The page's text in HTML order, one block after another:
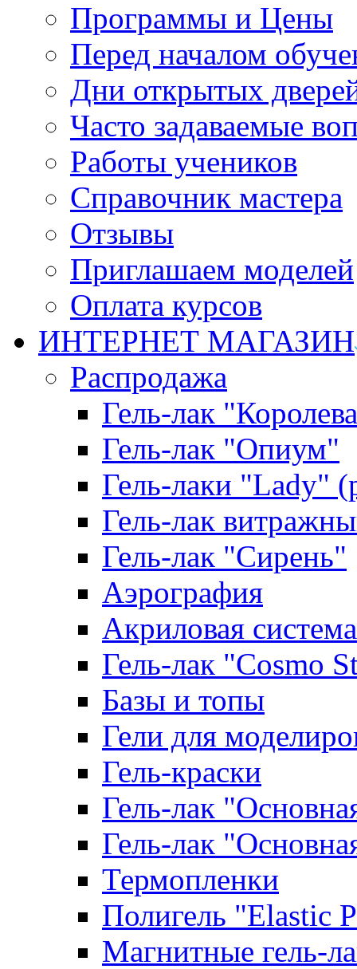
Программы и Цены
Перед началом
Дни открытых
Часто задаваемые
Работы учеников
Справочник мастера
Отзывы
Приглашаем моделей
Оплата курсов
ИНТЕРНЕТ МАГАЗИН
Распродажа
Гель-лак
Гель-лак "Опиум"
Гель-лаки "Lady"
Гель-лак
Гель-лак "Сирень"
Аэрография
Акриловая система
Гель-лак "Cosmo
Базы и топы
Гели для
Гель-краски
Гель-лак
Гель-лак
Термопленки
Полигель "Elastic
Магнитные гель-